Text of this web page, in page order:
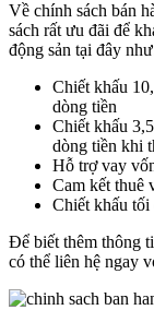
Về chính sách bán
sách rất ưu đãi để
động sản tại đây
Chiết khấu
dòng tiền
Chiết khấu
dòng tiền khi
Hỗ trợ vay
Cam kết thuê
Chiết khấu
Để biết thêm thông
có thể liên hệ ngay